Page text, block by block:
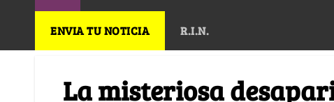
ENVIA TU NOTICIA R.I.N.
La misteriosa